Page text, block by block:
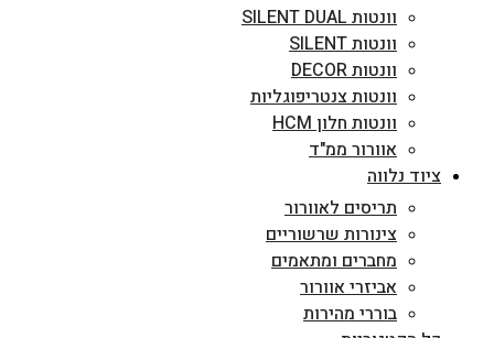
וונטות SILENT DUAL
וונטות SILENT
וונטות DECOR
וונטות צנטריפוגליות
וונטות חלון HCM
אוורור ממ"ד
ציוד נלווה
תריסים לאוורור
צינורות שרשוריים
מחברים ומתאמים
אביזרי אוורור
בוררי מהירות